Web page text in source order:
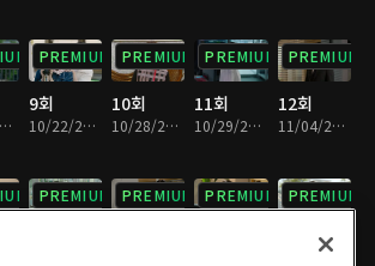
10/21/2023 • 1시간 5분
PREMIUM
9회
10/22/2023 • 1시간 3분
PREMIUM
10회
10/28/2023 • 1시간 7분
PREMIUM
11회
10/29/2023 • 1시간 5분
PREMIUM
12회
11/04/2023 • 1시간 5분
PREMIUM PREMIUM PREMIUM PREMIUM